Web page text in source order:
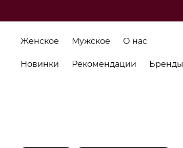
Женское Мужское О нас
Новинки Рекомендации Бренды